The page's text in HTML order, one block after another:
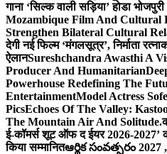
गाना ‘सिल्क वाली सड़िया’ होडा
Mozambique Film And Cultural
Strengthen Bilateral Cultural
देगी नई फिल्म ‘मंगलसूत्र’, निर्माता
ऐलानSureshchandra Awasthi A
Producer And Humanitarian
Powerhouse Redefining The
EntertainmentModel Actress
PicsEchoes Of The Valley:
The Mountain Air And Solitude.
ई-कॉमर्स शूट ऑफ द ईयर 2026-2027’
किया सम्मानितఆర్థిక సంవత్సరం